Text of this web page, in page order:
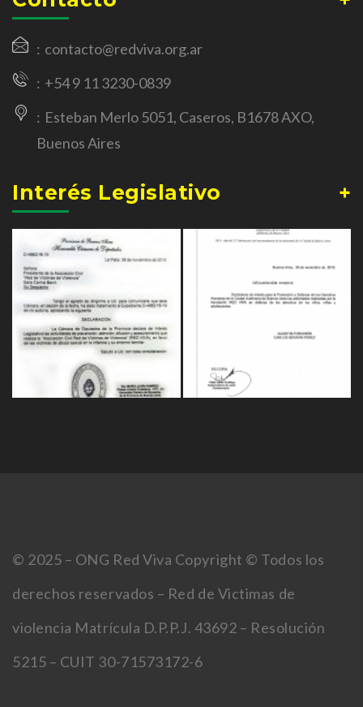
contacto@redviva.org.ar
+54 9 11 3230-0839
Esteban Merlo 5051, Caseros, B1678 AXO,
Buenos Aires
Interés Legislativo
© 2025 – ONG Red Viva Copyright © Todos los
derechos reservados – Red de Victimas de
violencia Matrícula D.P.P.J. 43692 – Resolución
5215 – CUIT 30-71573172-6